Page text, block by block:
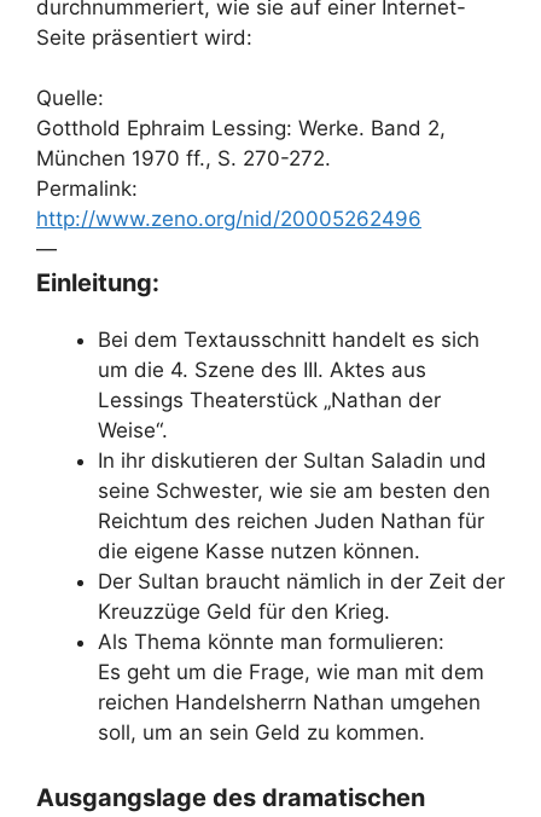
durchnummeriert, wie sie auf einer Internet-
Seite präsentiert wird:
Quelle:
Gotthold Ephraim Lessing: Werke. Band 2,
München 1970 ff., S. 270-272.
Permalink:
http://www.zeno.org/nid/20005262496
—
Einleitung:
Bei dem Textausschnitt handelt es sich
um die 4. Szene des III. Aktes aus
Lessings Theaterstück „Nathan der
Weise“.
In ihr diskutieren der Sultan Saladin und
seine Schwester, wie sie am besten den
Reichtum des reichen Juden Nathan für
die eigene Kasse nutzen können.
Der Sultan braucht nämlich in der Zeit der
Kreuzzüge Geld für den Krieg.
Als Thema könnte man formulieren:
Es geht um die Frage, wie man mit dem
reichen Handelsherrn Nathan umgehen
soll, um an sein Geld zu kommen.
Ausgangslage des dramatischen